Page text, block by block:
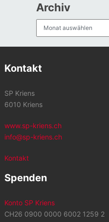
Archiv
Kontakt
SP Kriens
6010 Kriens
www.sp-kriens.ch
info@sp-kriens.ch
Kontakt
Spenden
Konto SP Kriens
CH26 0900 0000 6002 1259 2